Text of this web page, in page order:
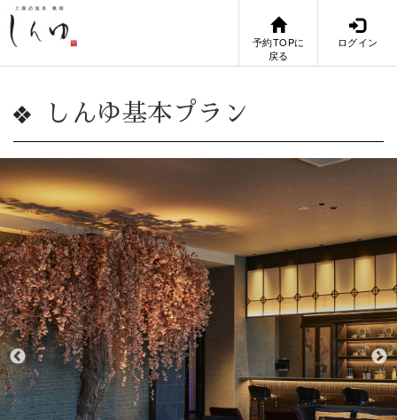
予約TOPに
戻る
ログイン
しんゆ基本プラン